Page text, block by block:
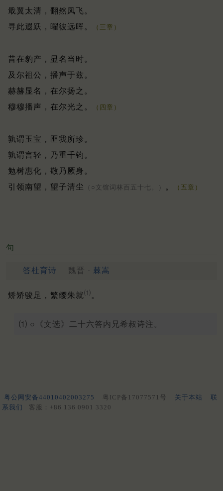
戢翼太清，翻然凤飞。
寻此遐跃，曜彼远晖。
（三章）
昔在豹产，显名当时。
及尔祖公，播声于兹。
赫赫显名，在尔扬之。
穆穆播声，在尔光之。
（四章）
孰谓玉宝，匪我所珍。
孰谓言轻，乃重千钧。
勉树惠化，敬乃厥身。
引领南望，望子清尘
（○文馆词林百五十七。） 。 （五章）
句
答杜育诗 魏晋 · 棘嵩
矫矫骏足，繁缨朱就⑴。
⑴ ○《文选》二十六答内兄希叔诗注。
粤公网安备44010402003275 粤ICP备17077571号 关于本站
联
系我们
客服：+86 136 0901 3320